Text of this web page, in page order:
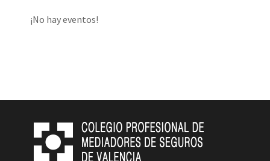
¡No hay eventos!